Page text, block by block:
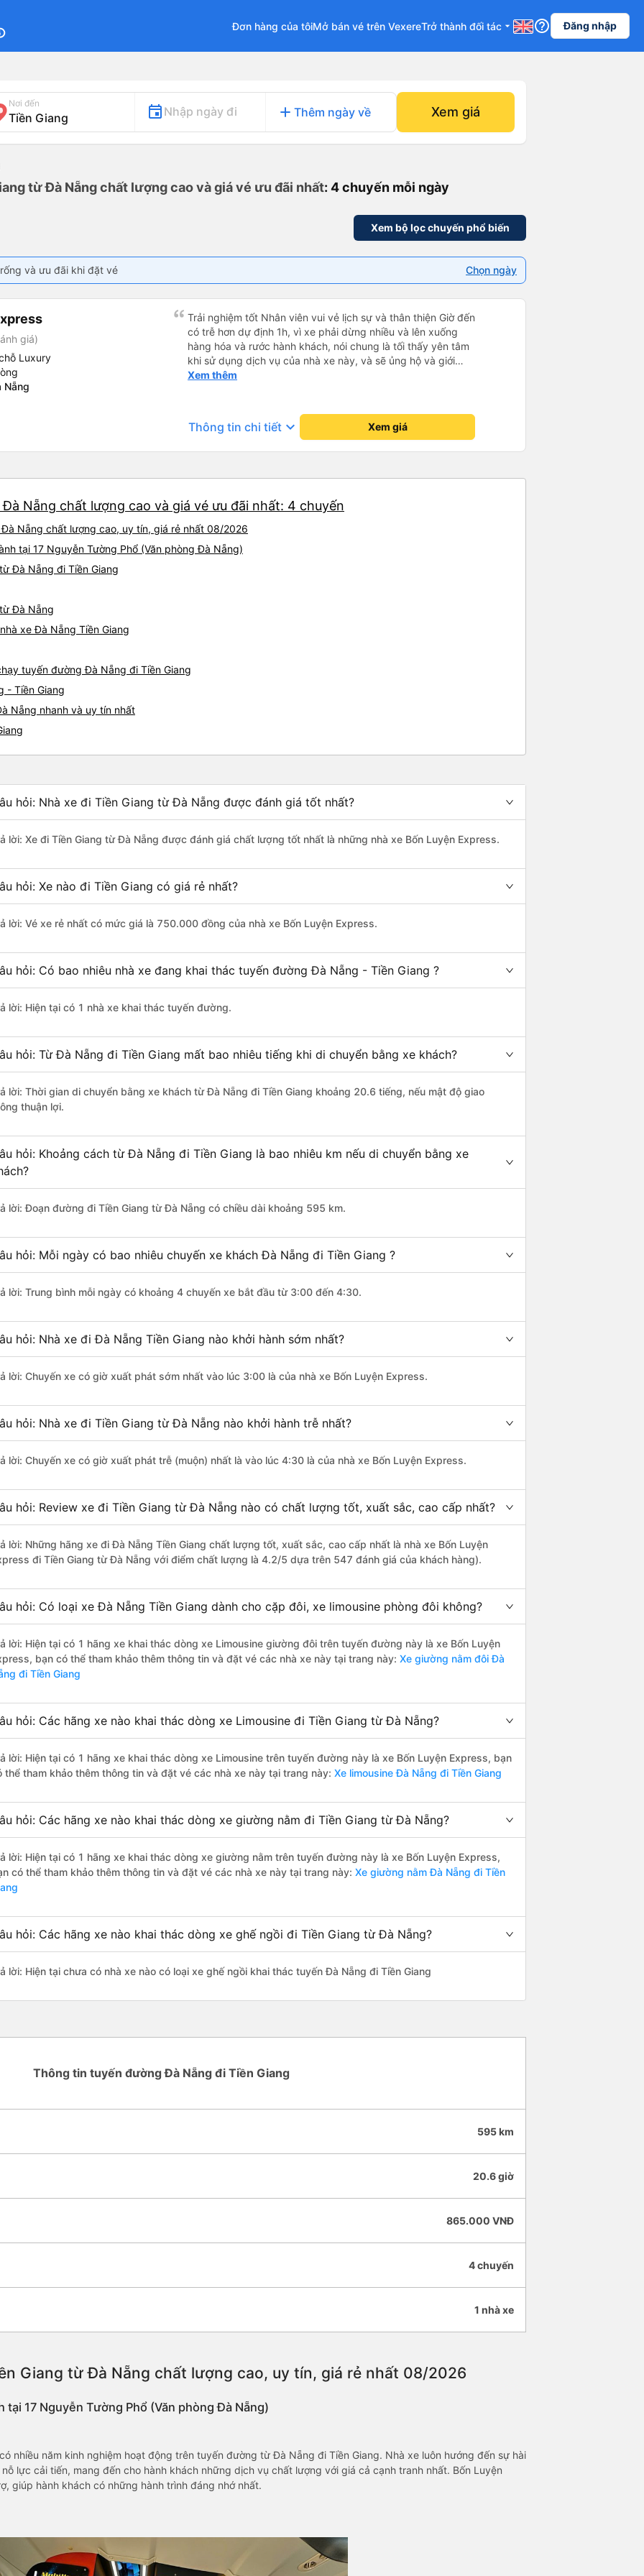
Đơn hàng của tôiMở bán vé trên VexereTrở thành đối tác arrow_drop_down help_outline Đăng nhập
Nơi đến
Nhập ngày đi add Thêm ngày về Xem giá
từ Đà Nẵng chất lượng cao và giá vé ưu đãi nhất: 4 chuyến mỗi ngày
Xem bộ lọc chuyến phổ biến
và ưu đãi khi đặt vé Chọn ngày
giá)
Luxury
Nẵng
Trải nghiệm tốt Nhân viên vui vẻ lịch sự và thân thiện Giờ đến
có trễ hơn dự định 1h, vì xe phải dừng nhiều và lên xuống
hàng hóa và rước hành khách, nói chung là tối thấy yên tâm
khi sử dụng dịch vụ của nhà xe này, và sẽ ủng hộ và giới
thiệu cho người thân sử dụng dịch vụ của nhà xe này
Xem thêm
Thông tin chi tiết keyboard_arrow_down Xem giá
Nẵng chất lượng cao và giá vé ưu đãi nhất: 4 chuyến
Nẵng chất lượng cao, uy tín, giá rẻ nhất 08/2026
tại 17 Nguyễn Tường Phổ (Văn phòng Đà Nẵng)
Đà Nẵng đi Tiền Giang
Đà Nẵng
xe Đà Nẵng Tiền Giang
tuyến đường Đà Nẵng đi Tiền Giang
- Tiền Giang
Nẵng nhanh và uy tín nhất
hỏi: Nhà xe đi Tiền Giang từ Đà Nẵng được đánh giá tốt nhất?
lời: Xe đi Tiền Giang từ Đà Nẵng được đánh giá chất lượng tốt nhất là những nhà xe Bốn Luyện Express.
hỏi: Xe nào đi Tiền Giang có giá rẻ nhất?
lời: Vé xe rẻ nhất có mức giá là 750.000 đồng của nhà xe Bốn Luyện Express.
hỏi: Có bao nhiêu nhà xe đang khai thác tuyến đường Đà Nẵng - Tiền Giang ?
lời: Hiện tại có 1 nhà xe khai thác tuyến đường.
hỏi: Từ Đà Nẵng đi Tiền Giang mất bao nhiêu tiếng khi di chuyển bằng xe khách?
lời: Thời gian di chuyển bằng xe khách từ Đà Nẵng đi Tiền Giang khoảng 20.6 tiếng, nếu mật độ giao
thuận lợi.
hỏi: Khoảng cách từ Đà Nẵng đi Tiền Giang là bao nhiêu km nếu di chuyển bằng xe
lời: Đoạn đường đi Tiền Giang từ Đà Nẵng có chiều dài khoảng 595 km.
hỏi: Mỗi ngày có bao nhiêu chuyến xe khách Đà Nẵng đi Tiền Giang ?
lời: Trung bình mỗi ngày có khoảng 4 chuyến xe bắt đầu từ 3:00 đến 4:30.
hỏi: Nhà xe đi Đà Nẵng Tiền Giang nào khởi hành sớm nhất?
lời: Chuyến xe có giờ xuất phát sớm nhất vào lúc 3:00 là của nhà xe Bốn Luyện Express.
hỏi: Nhà xe đi Tiền Giang từ Đà Nẵng nào khởi hành trễ nhất?
lời: Chuyến xe có giờ xuất phát trễ (muộn) nhất là vào lúc 4:30 là của nhà xe Bốn Luyện Express.
hỏi: Review xe đi Tiền Giang từ Đà Nẵng nào có chất lượng tốt, xuất sắc, cao cấp nhất?
lời: Những hãng xe đi Đà Nẵng Tiền Giang chất lượng tốt, xuất sắc, cao cấp nhất là nhà xe Bốn Luyện
đi Tiền Giang từ Đà Nẵng với điểm chất lượng là 4.2/5 dựa trên 547 đánh giá của khách hàng).
hỏi: Có loại xe Đà Nẵng Tiền Giang dành cho cặp đôi, xe limousine phòng đôi không?
lời: Hiện tại có 1 hãng xe khai thác dòng xe Limousine giường đôi trên tuyến đường này là xe Bốn Luyện
bạn có thể tham khảo thêm thông tin và đặt vé các nhà xe này tại trang này: Xe giường nằm đôi Đà
đi Tiền Giang
hỏi: Các hãng xe nào khai thác dòng xe Limousine đi Tiền Giang từ Đà Nẵng?
lời: Hiện tại có 1 hãng xe khai thác dòng xe Limousine trên tuyến đường này là xe Bốn Luyện Express, bạn
thể tham khảo thêm thông tin và đặt vé các nhà xe này tại trang này: Xe limousine Đà Nẵng đi Tiền Giang
hỏi: Các hãng xe nào khai thác dòng xe giường nằm đi Tiền Giang từ Đà Nẵng?
lời: Hiện tại có 1 hãng xe khai thác dòng xe giường nằm trên tuyến đường này là xe Bốn Luyện Express,
có thể tham khảo thêm thông tin và đặt vé các nhà xe này tại trang này: Xe giường nằm Đà Nẵng đi Tiền
hỏi: Các hãng xe nào khai thác dòng xe ghế ngồi đi Tiền Giang từ Đà Nẵng?
lời: Hiện tại chưa có nhà xe nào có loại xe ghế ngồi khai thác tuyến Đà Nẵng đi Tiền Giang
Thông tin tuyến đường Đà Nẵng đi Tiền Giang
595 km
20.6 giờ
865.000 VNĐ
4 chuyến
1 nhà xe
Giang từ Đà Nẵng chất lượng cao, uy tín, giá rẻ nhất 08/2026
tại 17 Nguyễn Tường Phổ (Văn phòng Đà Nẵng)
nhiều năm kinh nghiệm hoạt động trên tuyến đường từ Đà Nẵng đi Tiền Giang. Nhà xe luôn hướng đến sự hài
lực cải tiến, mang đến cho hành khách những dịch vụ chất lượng với giá cả cạnh tranh nhất. Bốn Luyện
giúp hành khách có những hành trình đáng nhớ nhất.